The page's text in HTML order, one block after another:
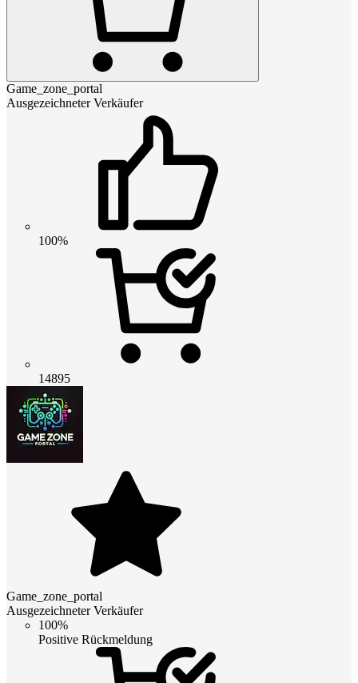
Game_zone_portal
Ausgezeichneter Verkäufer
100%
14895
Game_zone_portal
Ausgezeichneter Verkäufer
100%
Positive Rückmeldung